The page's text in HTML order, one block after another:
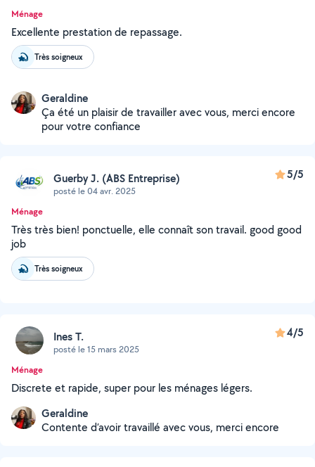
Ménage
Excellente prestation de repassage.
Très soigneux
Geraldine
Ça été un plaisir de travailler avec vous, merci encore
pour votre confiance
Guerby J. (ABS Entreprise)
posté le 04 avr. 2025
5/5
Ménage
Très très bien! ponctuelle, elle connaît son travail. good good
job
Très soigneux
Ines T.
posté le 15 mars 2025
4/5
Ménage
Discrete et rapide, super pour les ménages légers.
Geraldine
Contente d’avoir travaillé avec vous, merci encore